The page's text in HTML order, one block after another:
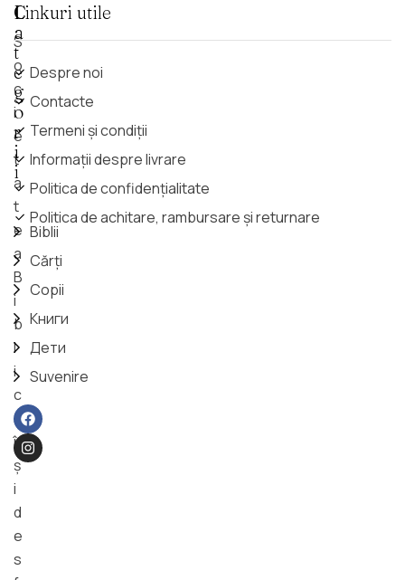
S
o
c
i
e
t
a
t
e
a
B
i
b
l
i
c
ă
î
ş
i
d
e
s
C
a
t
e
g
o
r
i
i
Biblii
Cărți
Copii
Книги
Дети
Suvenire
Linkuri utile
Despre noi
Contacte
Termeni și condiții
Informații despre livrare
Politica de confidențialitate
Politica de achitare, rambursare și returnare